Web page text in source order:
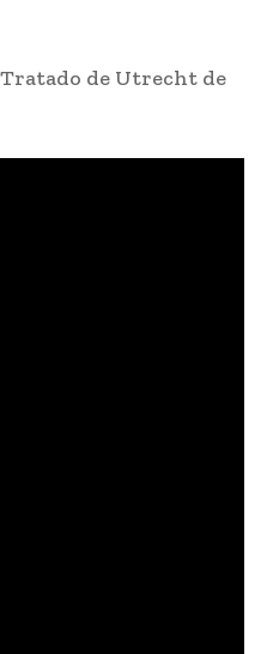
de Utrecht de